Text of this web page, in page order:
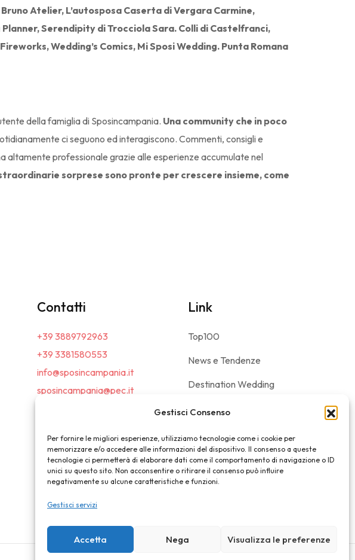
Gestisci Consenso
Per fornire le migliori esperienze, utilizziamo tecnologie come i cookie per
memorizzare e/o accedere alle informazioni del dispositivo. Il consenso a queste
tecnologie ci permetterà di elaborare dati come il comportamento di navigazione o ID
unici su questo sito. Non acconsentire o ritirare il consenso può influire
negativamente su alcune caratteristiche e funzioni.
Gestisci servizi
Accetta Nega Visualizza le preferenze
Atelier, L’autosposa Caserta di Vergara Carmine,
Serendipity di Trocciola Sara. Colli di Castelfranci,
Wedding’s Comics, Mi Sposi Wedding. Punta Romana
della famiglia di Sposincampania. Una community che in poco
ci seguono ed interagiscono. Commenti, consigli e
altamente professionale grazie alle esperienze accumulate nel
sorprese sono pronte per crescere insieme, come
Contatti
+39 3889792963
+39 3381580553
info@sposincampania.it
sposincampania@pec.it
Link
Top100
News e Tendenze
Destination Wedding
Magazine